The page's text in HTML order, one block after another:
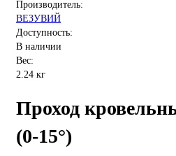
Производитель:
ВЕЗУВИЙ
Доступность:
В наличии
Вес:
2.24 кг
Проход
(0-15°)